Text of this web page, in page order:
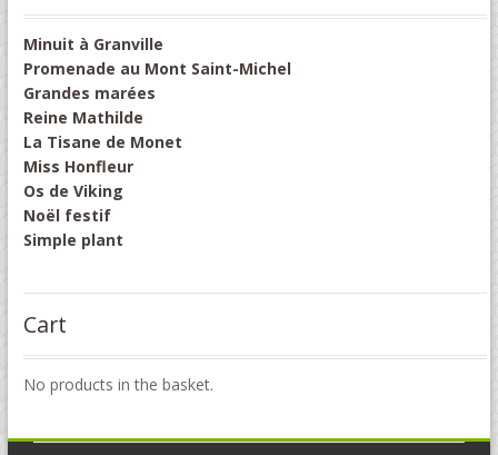
Minuit à Granville
Promenade au Mont Saint-Michel
Grandes marées
Reine Mathilde
La Tisane de Monet
Miss Honfleur
Os de Viking
Noël festif
Simple plant
Cart
No products in the basket.